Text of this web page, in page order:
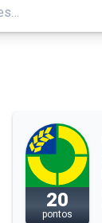
20
pontos